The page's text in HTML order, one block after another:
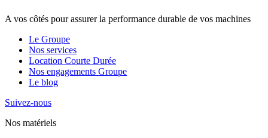
A vos côtés pour assurer la performance durable de vos machines
Le Groupe
Nos services
Location Courte Durée
Nos engagements Groupe
Le blog
Suivez-nous
Nos matériels